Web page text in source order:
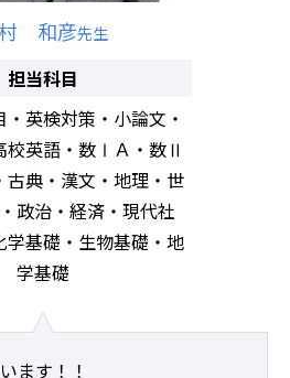
和彦先生
担当科目
英検対策・小論文・
校英語・数ⅠＡ・数Ⅱ
古典・漢文・地理・世
政治・経済・現代社
学基礎・生物基礎・地
学基礎
ます！！